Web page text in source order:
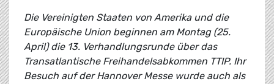
Die Vereinigten Staaten von Amerika und die
Europäische Union beginnen am Montag (25.
April) die 13. Verhandlungsrunde über das
Transatlantische Freihandelsabkommen TTIP. Ihr
Besuch auf der Hannover Messe wurde auch als